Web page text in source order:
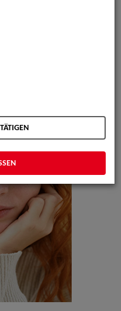
Nordeuropäisch